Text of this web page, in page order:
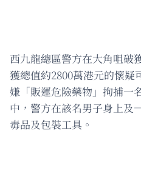
西九龍總區警方在大角咀破
獲總值約2800萬港元的懷疑
嫌「販運危險藥物」拘捕一
中，警方在該名男子身上及
毒品及包裝工具。